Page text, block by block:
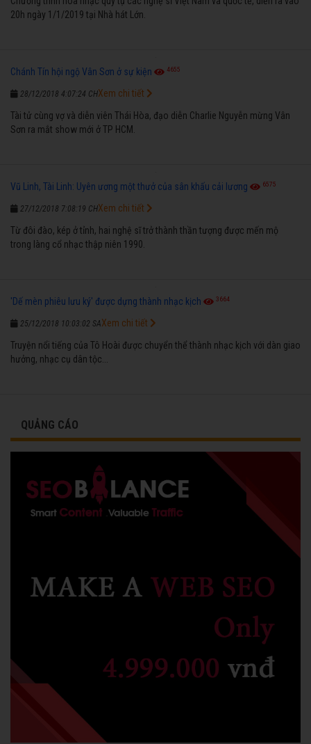
20h ngày 1/1/2019 tại Nhà hát Lớn.
Chánh Tín hội ngộ Vân Sơn ở sự kiện 4655
28/12/2018 4:07:24 CH
Tài tử cùng vợ và diễn viên Thái Hòa, đạo diễn Charlie Nguyễn mừng Vân
Sơn ra mắt show mới ở TP HCM.
Xem chi tiết
Vũ Linh, Tài Linh: Uyên ương một thưở của sân khấu cải lương 6575
27/12/2018 7:08:19 CH
Từ đôi đào, kép ở tỉnh, hai nghệ sĩ trở thành thần tượng được mến mộ
trong làng cổ nhạc thập niên 1990.
Xem chi tiết
'Dế mèn phiêu lưu ký' được dựng thành nhạc kịch 3664
25/12/2018 10:03:02 SA
Truyện nổi tiếng của Tô Hoài được chuyển thể thành nhạc kịch với dàn giao
hưởng, nhạc cụ dân tộc...
Xem chi tiết
QUẢNG CÁO